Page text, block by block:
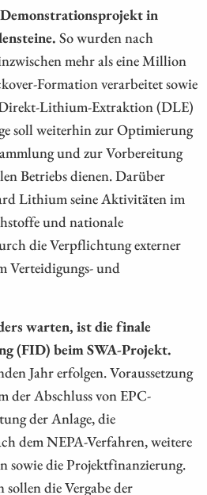
in
So wurden nach
mehr als eine Million
Formation verarbeitet sowie
Lithium-Extraktion (DLE)
soll weiterhin zur Optimierung
und zur Vorbereitung
Betriebs dienen. Darüber
Lithium seine Aktivitäten im
und nationale
die Verpflichtung externer
Verteidigungs- und
warten, ist die finale
(FID) beim SWA-Projekt.
Jahr erfolgen. Voraussetzung
der Abschluss von EPC-
der Anlage, die
dem NEPA-Verfahren, weitere
sowie die Projektfinanzierung.
die Vergabe der